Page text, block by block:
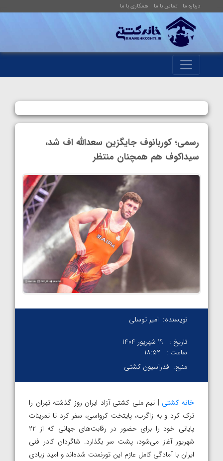
درباره ما تماس با ما همکاری با ما
رسمی؛ کوربانوف جایگزین سعدالله اف شد،
سیداکوف هم همچنان منتظر
نویسنده: امیر توسلی
تاریخ :
19 شهریور 1404
ساعت :
۱۸:۵۲
منبع: فدراسیون کشتی
خانه کشتی | تیم ملی کشتی آزاد ایران روز گذشته تهران را
ترک کرد و به زاگرب، پایتخت کرواسی، سفر کرد تا تمرینات
پایانی خود را برای حضور در رقابت‌های جهانی که از ۲۲
شهریور آغاز می‌شود، پشت سر بگذارد. شاگردان کادر فنی
ایران با آمادگی کامل عازم این تورنمنت شده‌اند و امید زیادی